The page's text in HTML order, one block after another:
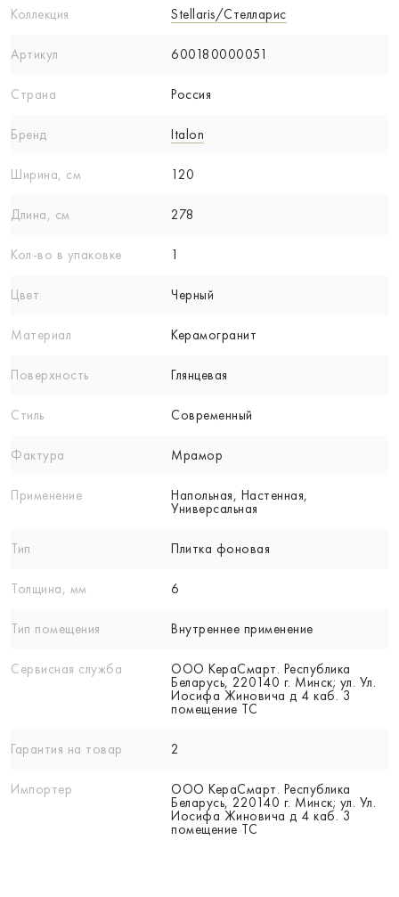
Коллекция Stellaris/Стелларис
Артикул 600180000051
Страна Россия
Бренд Italon
Ширина, см 120
Длина, см 278
Кол-вo в упаковке 1
Цвет Черный
Материал Керамогранит
Поверхность Глянцевая
Стиль Современный
Фактура Мрамор
Применение
Напольная, Настенная,
Универсальная
Тип Плитка фоновая
Толщина, мм 6
Тип помещения Внутреннее применение
Сервисная служба
ООО КераСмарт. Республика
Беларусь, 220140 г. Минск; ул. Ул.
Иосифа Жиновича д 4 каб. 3
помещение ТС
Гарантия на товар 2
Импортер
ООО КераСмарт. Республика
Беларусь, 220140 г. Минск; ул. Ул.
Иосифа Жиновича д 4 каб. 3
помещение ТС